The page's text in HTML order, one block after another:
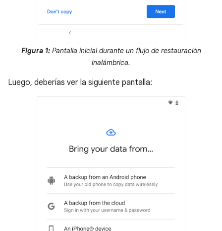
Figura 1:Pantalla inicial durante un flujo de restauración
inalámbrica.
Luego, deberías ver la siguiente pantalla: